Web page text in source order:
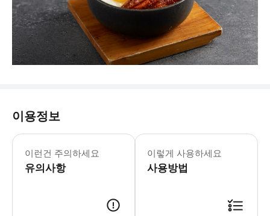
이용정보
이런건 주의하세요
유의사항
이렇게 사용하세요
사용방법